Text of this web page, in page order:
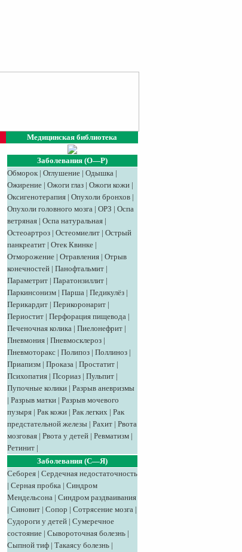
Медицинская библиотека
Заболевания (О—Р)
Обморок | Оглушение | Одышка |
Ожирение | Ожоги глаз | Ожоги кожи |
Оксигенотерапия | Опухоли бронхов |
Опухоли головного мозга | ОРЗ | Оспа
ветряная | Оспа натуральная |
Остеоартроз | Остеомиелит | Острый
панкреатит | Отек Квинке |
Отморожение | Отравления | Отрыв
конечностей | Панофтальмит |
Параметрит | Паратонзиллит |
Паркинсонизм | Парша | Педикулёз |
Перикардит | Перикоронарит |
Периостит | Перфорация пищевода |
Печеночная колика | Пиелонефрит |
Пневмония | Пневмосклероз |
Пневмоторакс | Полипоз | Поллиноз |
Приапизм | Проказа | Простатит |
Психопатия | Псориаз | Пульпит |
Пупочные колики | Разрыв аневризмы
| Разрыв матки | Разрыв мочевого
пузыря | Рак кожи | Рак легких | Рак
предстательной железы | Рахит | Рвота
мозговая | Рвота у детей | Ревматизм |
Ретинит |
Заболевания (С—Я)
Себорея | Сердечная недостаточность
| Серная пробка | Синдром
Мендельсона | Синдром раздваивания
| Синовит | Сопор | Сотрясение мозга |
Судороги у детей | Сумеречное
состояние | Сывороточная болезнь |
Сыпной тиф | Такаясу болезнь |